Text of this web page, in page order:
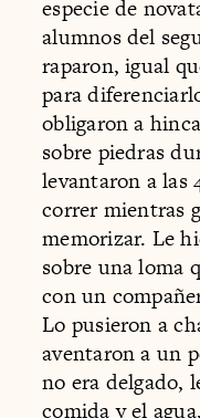
especie de
alumnos del
raparon, igual
para
obligaron a
sobre piedras
levantaron a las
correr mientras
memorizar. Le
sobre una loma
con un
Lo pusieron a
aventaron a un
no era delgado,
comida y el